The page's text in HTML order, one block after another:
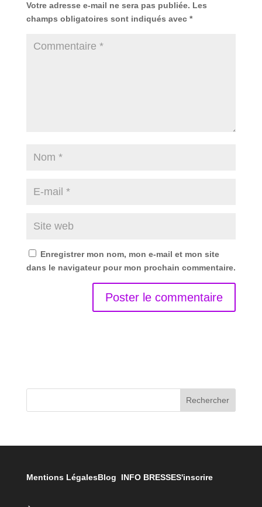
Votre adresse e-mail ne sera pas publiée. Les
champs obligatoires sont indiqués avec *
Enregistrer mon nom, mon e-mail et mon site
dans le navigateur pour mon prochain commentaire.
Rechercher
Mentions LégalesBlog INFO BRESSES'inscrire